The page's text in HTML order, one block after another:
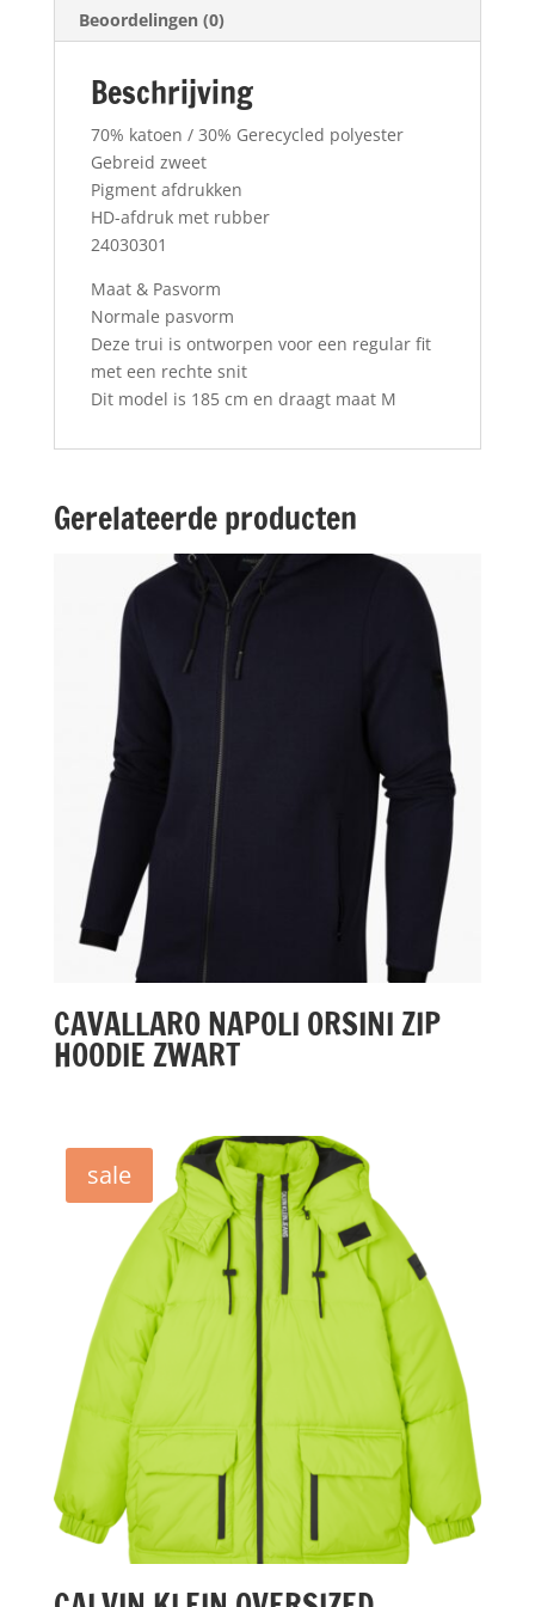
Beoordelingen (0)
Beschrijving
70% katoen / 30% Gerecycled polyester
Gebreid zweet
Pigment afdrukken
HD-afdruk met rubber
24030301
Maat & Pasvorm
Normale pasvorm
Deze trui is ontworpen voor een regular fit
met een rechte snit
Dit model is 185 cm en draagt maat M
Gerelateerde producten
CAVALLARO NAPOLI ORSINI ZIP
HOODIE ZWART
sale